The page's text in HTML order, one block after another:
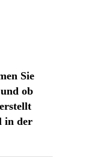
Sie
ob
in der